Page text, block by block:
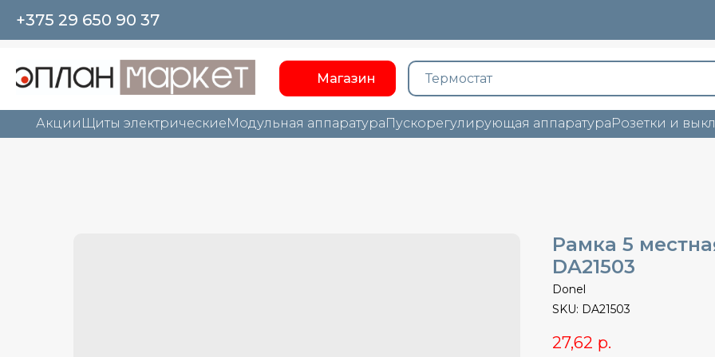
+375 29 650 90 37
Магазин
Акции Щиты электрическиеМодульная аппаратураПускорегулирующая аппаратураРозетки и
Рамка 5
DA21503
Donel
SKU: DA21503
27,62 р.